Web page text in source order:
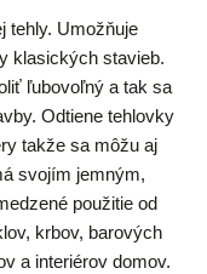
tehly. Umožňuje
klasických stavieb.
ľubovoľný a tak sa
Odtiene tehlovky
takže sa môžu aj
svojím jemným,
použitie od
krbov, barových
a interiérov domov.